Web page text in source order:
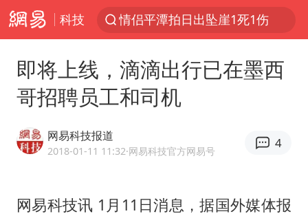
科技
情侣平潭拍日出坠崖1死1伤
黄金牛市回来了吗
杭州全市有序停课
36岁男演员成景区NPC后人气爆棚
台当局重金为“台独”织“皇帝新衣”
即将上线，滴滴出行已在墨西
哥招聘员工和司机
网易科技报道
2018-01-11 11:32·网易科技官方网易号
4
网易科技讯 1月11日消息，据国外媒体报